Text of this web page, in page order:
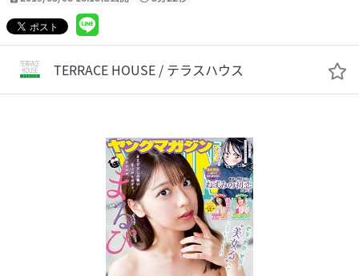
TERRACE HOUSE / テラスハウス